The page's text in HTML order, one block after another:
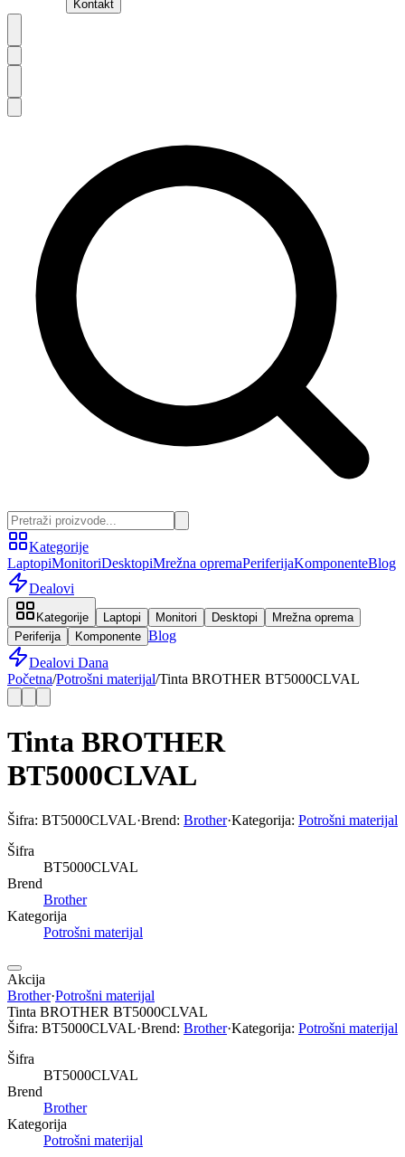
Kontakt
Kategorije
LaptopiMonitoriDesktopiMrežna opremaPeriferijaKomponenteBlog
Dealovi
Kategorije Laptopi Monitori Desktopi
Mrežna oprema
Periferija
Komponente Blog
Dealovi Dana
Početna/Potrošni materijal/Tinta BROTHER BT5000CLVAL
Tinta BROTHER
BT5000CLVAL
Šifra: BT5000CLVAL·Brend: Brother·Kategorija: Potrošni materijal
Šifra
BT5000CLVAL
Brend
Brother
Kategorija
Potrošni materijal
Akcija
Brother·Potrošni materijal
Tinta BROTHER BT5000CLVAL
Šifra: BT5000CLVAL·Brend: Brother·Kategorija: Potrošni materijal
Šifra
BT5000CLVAL
Brend
Brother
Kategorija
Potrošni materijal